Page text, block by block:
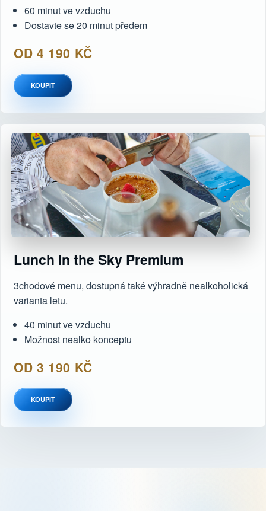
60 minut ve vzduchu
Dostavte se 20 minut předem
OD 4 190 KČ
KOUPIT
Lunch in the Sky Premium
3chodové menu, dostupná také výhradně nealkoholická
varianta letu.
40 minut ve vzduchu
Možnost nealko konceptu
OD 3 190 KČ
KOUPIT